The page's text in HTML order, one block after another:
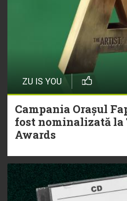
ZU IS YOU
Campania Orașul
fost nominalizată la
Awards